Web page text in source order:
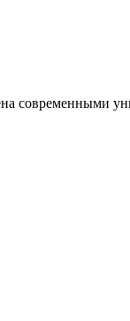
современными